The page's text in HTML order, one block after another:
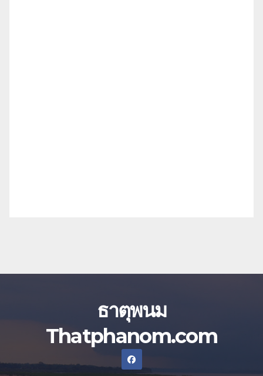
ธาตุพนม
Thatphanom.com